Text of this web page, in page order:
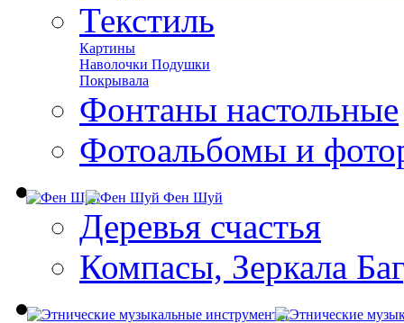
Текстиль
Картины
Наволочки Подушки
Покрывала
Фонтаны настольные
Фотоальбомы и
Фен Шуй
Деревья счастья
Компасы, Зеркала